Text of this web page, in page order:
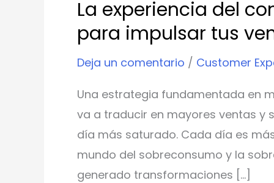
La experiencia del
para impulsar tus
Deja un comentario / Customer
Una estrategia fundamentada en
va a traducir en mayores ventas y
día más saturado. Cada día es
mundo del sobreconsumo y la
generado transformaciones […]